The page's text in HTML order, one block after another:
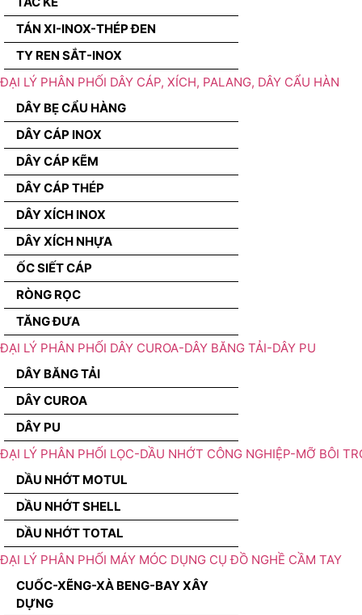
TÁN XI-INOX-THÉP ĐEN
TY REN SẮT-INOX
ĐẠI LÝ PHÂN PHỐI DÂY CÁP, XÍCH, PALANG, DÂY CẨU HÀN
DÂY BẸ CẨU HÀNG
DÂY CÁP INOX
DÂY CÁP KẼM
DÂY CÁP THÉP
DÂY XÍCH INOX
DÂY XÍCH NHỰA
ỐC SIẾT CÁP
RÒNG RỌC
TĂNG ĐƯA
ĐẠI LÝ PHÂN PHỐI DÂY CUROA-DÂY BĂNG TẢI-DÂY PU
DÂY BĂNG TẢI
DÂY CUROA
DÂY PU
ĐẠI LÝ PHÂN PHỐI LỌC-DẦU NHỚT CÔNG NGHIỆP-MỠ BÔI
DẦU NHỚT MOTUL
DẦU NHỚT SHELL
DẦU NHỚT TOTAL
ĐẠI LÝ PHÂN PHỐI MÁY MÓC DỤNG CỤ ĐỒ NGHỀ CẦM TAY
CUỐC-XẼNG-XÀ BENG-BAY XÂY
DỰNG